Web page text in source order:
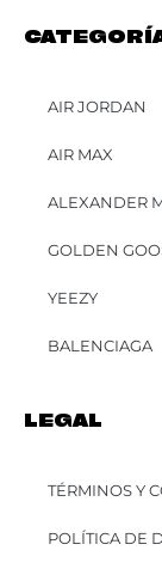
AIR JORDAN
AIR MAX
ALEXANDER
GOLDEN
YEEZY
BALENCIAGA
LEGAL
TÉRMINOS Y
POLÍTICA DE